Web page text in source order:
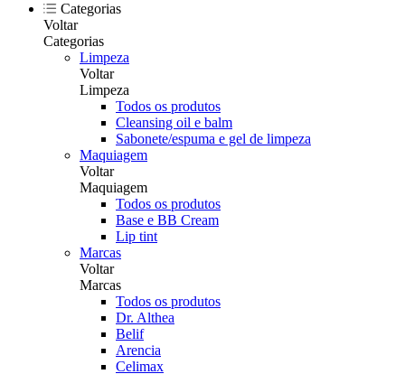
Categorias
Voltar
Categorias
Limpeza
Voltar
Limpeza
Todos os produtos
Cleansing oil e balm
Sabonete/espuma e gel de limpeza
Maquiagem
Voltar
Maquiagem
Todos os produtos
Base e BB Cream
Lip tint
Marcas
Voltar
Marcas
Todos os produtos
Dr. Althea
Belif
Arencia
Celimax